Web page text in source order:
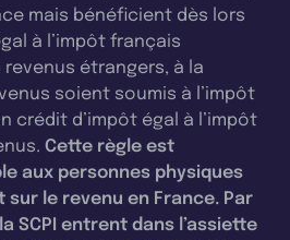
mais bénéficient dès lors
à l’impôt français
étrangers, à la
soient soumis à l’impôt
crédit d’impôt égal à l’impôt
Cette règle est
aux personnes physiques
sur le revenu en France. Par
SCPI entrent dans l’assiette